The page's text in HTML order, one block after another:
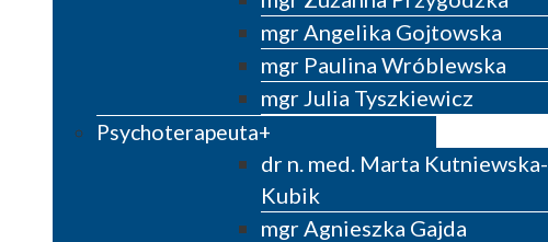
mgr Angelika Gojtowska
mgr Paulina Wróblewska
mgr Julia Tyszkiewicz
Psychoterapeuta
dr n. med. Marta Kutniewska-
Kubik
mgr Agnieszka Gajda